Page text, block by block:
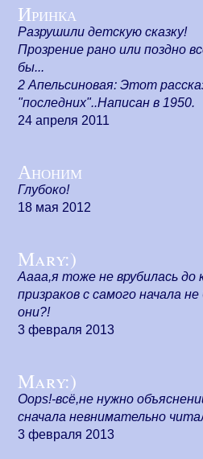
Иринка
Разрушили детскую сказку!
Прозрение рано или поздно
бы...
2 Апельсиновая: Этот
"последних"..Написан в 1950.
24 апреля 2011
Аноним
Глубоко!
18 мая 2012
Mary:)
Аааа,я тоже не врубилась до
призраков с самого начала
они?!
3 февраля 2013
Mary:)
Oops!-всё,не нужно
сначала невнимательно
3 февраля 2013